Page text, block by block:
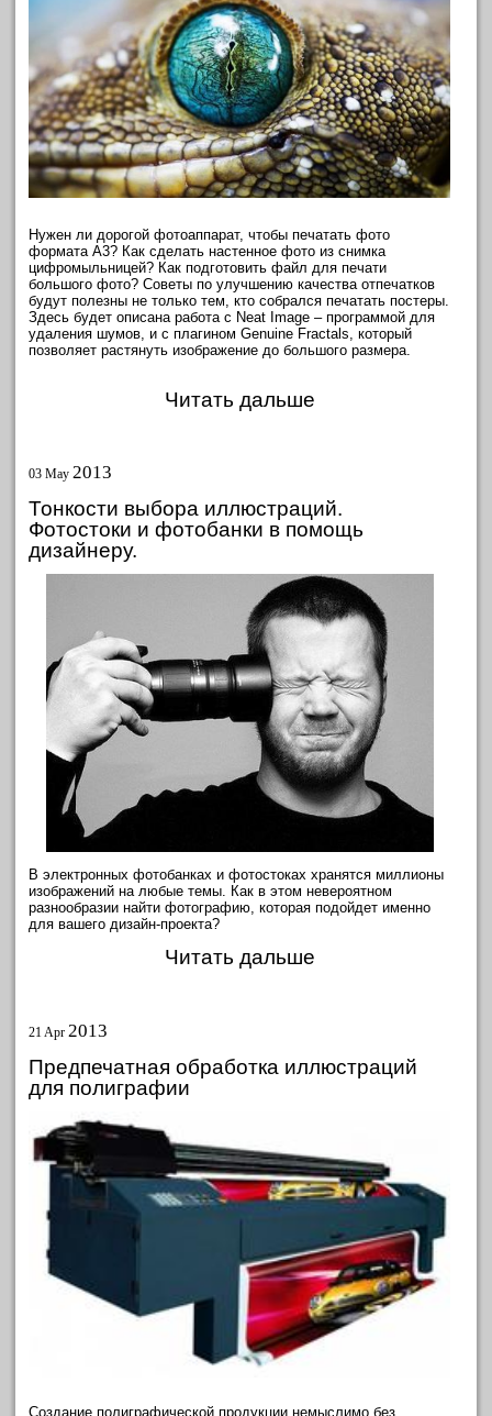
Нужен ли дорогой фотоаппарат, чтобы печатать фото
формата А3? Как сделать настенное фото из снимка
цифромыльницей? Как подготовить файл для печати
большого фото? Советы по улучшению качества отпечатков
будут полезны не только тем, кто собрался печатать постеры.
Здесь будет описана работа с Neat Image – программой для
удаления шумов, и с плагином Genuine Fractals, который
позволяет растянуть изображение до большого размера.
Читать дальше
03 May2013
Тонкости выбора иллюстраций.
Фотостоки и фотобанки в помощь
дизайнеру.
В электронных фотобанках и фотостоках хранятся миллионы
изображений на любые темы. Как в этом невероятном
разнообразии найти фотографию, которая подойдет именно
для вашего дизайн-проекта?
Читать дальше
21 Apr 2013
Предпечатная обработка иллюстраций
для полиграфии
Создание полиграфической продукции немыслимо без